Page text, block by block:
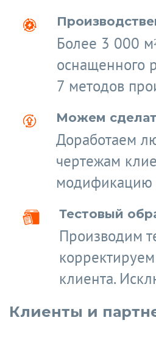
Более 3 000
оснащенного
7 методов
Можем
Доработаем
чертежам
модификацию
Тестовый
Производим
клиента.
Клиенты и